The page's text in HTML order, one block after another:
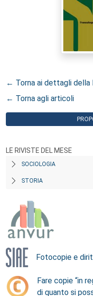
← Torna ai dettagli della
← Torna agli articoli
LE RIVISTE DEL MESE
SOCIOLOGIA
STORIA
Fotocopie e
Fare copie “in
di quanto si